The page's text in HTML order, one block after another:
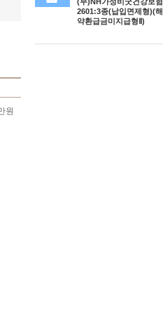
원
2601:3종(납입면제형)(해
약환급금미지급형Ⅱ)